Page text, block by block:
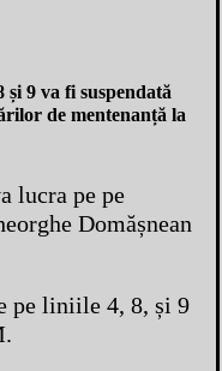
9 va fi suspendată
de mentenanță la
lucra pe pe
Domășnean
pe liniile 4, 8, și 9